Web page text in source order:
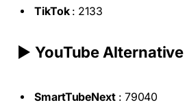
TikTok : 2133
▶️ YouTube Alternative
SmartTubeNext : 79040